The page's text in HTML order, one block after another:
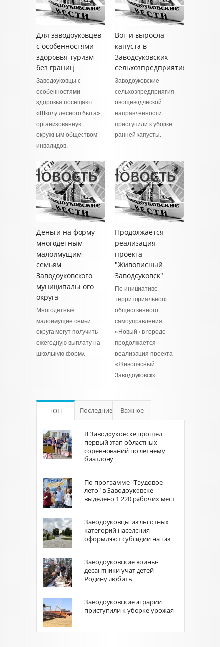
Для заводоуковцев
с особенностями
здоровья туризм
без границ
Заводоуковцы с
особенностями
здоровья посещают
«Школу лесного быта»,
организованную
окружным обществом
инвалидов.
Вот и выросла
капуста в
Заводоуковских
сельхозпредприятиях
Заводоуковские
сельхозпредприятия
овощеводческой
направленности
приступили к уборке
ранней капусты.
Деньги на форму
многодетным
малоимущим
семьям
Заводоуковского
муниципального
округа
Многодетные
малоимущие семьи
округа могут получить
ежегодную выплату на
школьную форму.
Продолжается
реализация
проекта
"Живописный
Заводоуковск"
По инициативе
территориального
общественного
самоуправления
«Новый» в городе
продолжается
реализация проекта
«Живописный
Заводоуковск».
ТОП Последние Важное
В Заводоуковске прошёл
первый этап областных
соревнований по летнему
биатлону
По программе "Трудовое
лето" в Заводоуковске
выделено 1 220 рабочих мест
Заводоуковцы из льготных
категорий населения
оформляют субсидии на газ
Заводоуковские воины-
десантники учат детей
Родину любить
Заводоуковские аграрии
приступили к уборке урожая